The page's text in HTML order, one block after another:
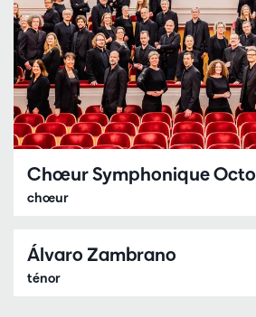
Chœur Symphonique
chœur
Álvaro Zambrano
ténor